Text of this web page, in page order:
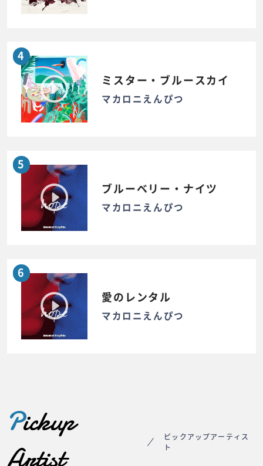
4
ミスター・ブルースカイ
マカロニえんぴつ
5
ブルーベリー・ナイツ
マカロニえんぴつ
6
愛のレンタル
マカロニえんぴつ
Pickup
Artist
ピックアップアーティス
ト